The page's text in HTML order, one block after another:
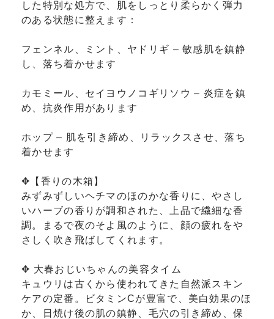
した特別な処方で、肌をしっとり柔らかく弾力
のある状態に整えます：
フェンネル、ミント、ヤドリギ – 敏感肌を鎮静
し、落ち着かせます
カモミール、セイヨウノコギリソウ – 炎症を鎮
め、抗炎作用があります
ホップ – 肌を引き締め、リラックスさせ、落ち
着かせます
✥【香りの木箱】
みずみずしいヘチマのほのかな香りに、やさし
いハーブの香りが調和された、上品で繊細な香
調。まるで夜のそよ風のように、顔の疲れをや
さしく吹き飛ばしてくれます。
✥ 大春おじいちゃんの美容タイム
キュウリは古くから使われてきた自然派スキン
ケアの定番。ビタミンCが豊富で、美白効果のほ
か、日焼け後の肌の鎮静、毛穴の引き締め、保